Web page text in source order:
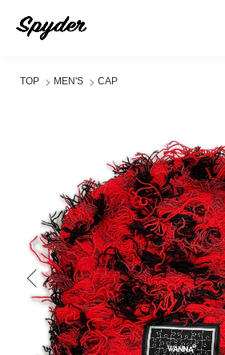
TOP MEN'S CAP